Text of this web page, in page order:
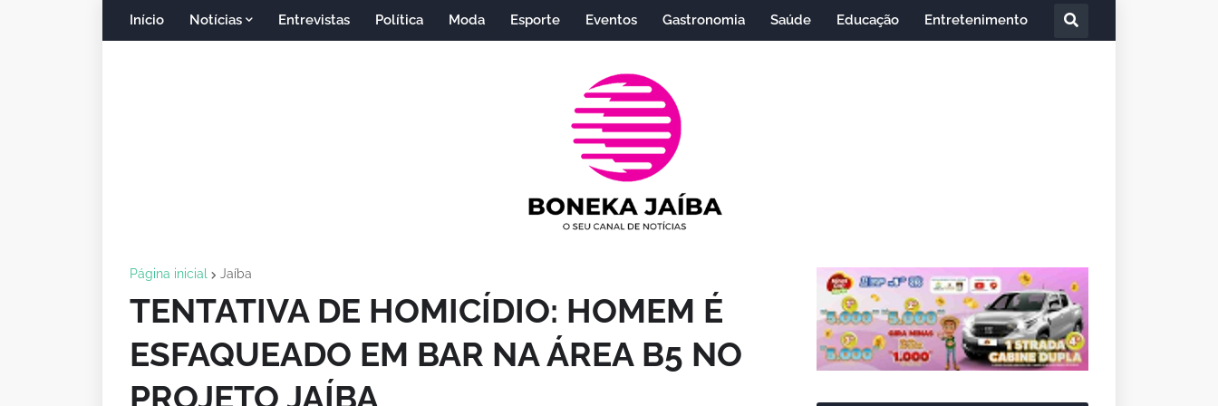
Início Notícias Entrevistas Política Moda Esporte Eventos Gastronomia Saúde Educação Entretenimento
Página inicial Jaíba
TENTATIVA DE HOMICÍDIO: HOMEM É
ESFAQUEADO EM BAR NA ÁREA B5 NO
PROJETO JAÍBA